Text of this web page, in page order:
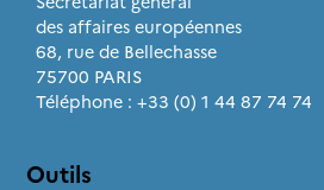
des affaires européennes
68, rue de Bellechasse
75700 PARIS
Téléphone : +33 (0) 1 44 87 74 74
Outils